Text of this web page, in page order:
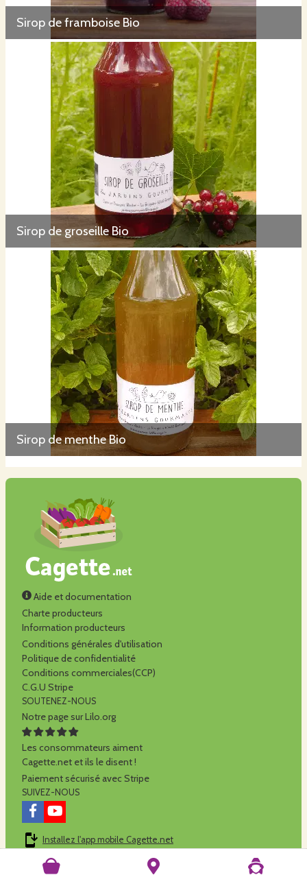
Sirop de framboise Bio
Sirop de groseille Bio
Sirop de menthe Bio
Aide et documentation
Charte producteurs
Information producteurs
Conditions générales d'utilisation
Politique de confidentialité
Conditions commerciales(CCP)
C.G.U Stripe
SOUTENEZ-NOUS
Notre page sur Lilo.org
Les consommateurs aiment
Cagette.net et ils le disent !
Paiement sécurisé avec Stripe
SUIVEZ-NOUS
Installez l'app mobile Cagette.net
Cagette.net est réalisé par la SCOP Alilo